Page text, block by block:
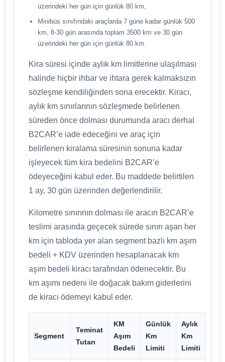
üzerindeki her gün için günlük 80 km,
Minibüs sınıfındaki araçlarda 7 güne kadar günlük 500
km, 8-30 gün arasında toplam 3500 km ve 30 gün
üzerindeki her gün için günlük 80 km.
Kira süresi içinde aylık km limitlerine ulaşılması
halinde hiçbir ihbar ve ihtara gerek kalmaksızın
sözleşme kendiliğinden sona erecektir. Kiracı,
aylık km sınırlarının sözleşmede belirlenen
süreden önce dolması durumunda aracı derhal
B2CAR’e iade edeceğini ve araç için
belirlenen kiralama süresinin sonuna kadar
işleyecek tüm kira bedelini B2CAR’e
ödeyeceğini kabul eder. Bu maddede belirtilen
1 ay, 30 gün üzerinden değerlendirilir.
Kilometre sınırının dolması ile aracın B2CAR’e
teslimi arasında geçecek sürede sınırı aşan her
km için tabloda yer alan segment bazlı km aşım
bedeli + KDV üzerinden hesaplanacak km
aşım bedeli kiracı tarafından ödenecektir. Bu
km aşımı nedeni ile doğacak bakım giderlerini
de kiracı ödemeyi kabul eder.
Segment
Teminat
Tutarı
KM
Aşım
Bedeli
Günlük
Km
Limiti
Aylık
Km
Limiti